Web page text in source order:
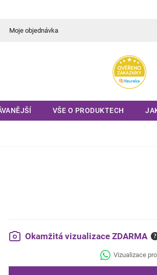
Moje objednávka
VŠE O PRODUKTECH
Okamžitá vizualizace ZDARMA ?
Vizualizace